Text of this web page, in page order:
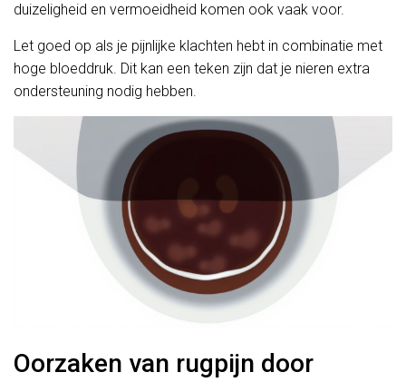
duizeligheid en vermoeidheid komen ook vaak voor.
Let goed op als je pijnlijke klachten hebt in combinatie met
hoge bloeddruk. Dit kan een teken zijn dat je nieren extra
ondersteuning nodig hebben.
Oorzaken van rugpijn door